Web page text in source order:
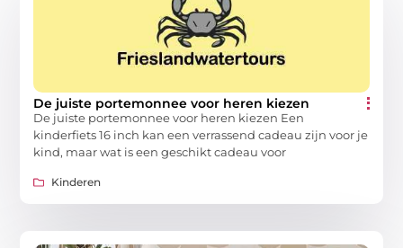
De juiste portemonnee voor heren kiezen
De juiste portemonnee voor heren kiezen Een
kinderfiets 16 inch kan een verrassend cadeau zijn voor je
kind, maar wat is een geschikt cadeau voor
Kinderen